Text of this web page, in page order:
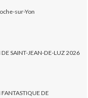
sur-Yon
SAINT-JEAN-DE-LUZ 2026
DE